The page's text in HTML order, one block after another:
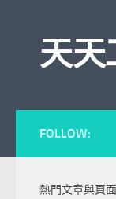
天天
FOLLOW:
熱門文章與頁面